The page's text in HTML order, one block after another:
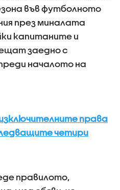
във футболното
през миналата
капитаните и
заедно с
началото на
права
четири
правилото,